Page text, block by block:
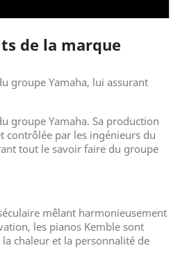
de la marque
groupe Yamaha, lui assurant
groupe Yamaha. Sa production
contrôlée par les ingénieurs du
tout le savoir faire du groupe
mêlant harmonieusement
les pianos Kemble sont
chaleur et la personnalité de